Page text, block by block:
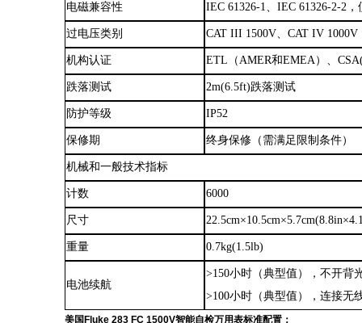
电磁兼容性 IEC 61326-1、IEC 61326-2-2
过电压类别 CAT III 1500V、CAT IV 1000V
机构认证 ETL（AMER和EMEA）、
跌落测试 2m(6.5ft)跌落测试
防护等级 IP52
保修期 终身保修（需满足限制条件）
机械和一般技术指标
计数 6000
尺寸
重量 0.7kg(1.5lb)
电池续航
>150小时（典型值），不开背
>100小时（典型值），连接无
美国 Fluke 283 FC 1500V智能自检万用表标准配置：